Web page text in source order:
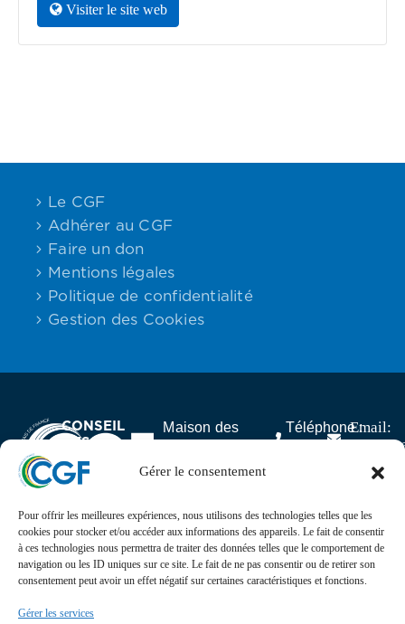
Gérer le consentement
Pour offrir les meilleures expériences, nous utilisons des technologies telles que les
cookies pour stocker et/ou accéder aux informations des appareils. Le fait de consentir
à ces technologies nous permettra de traiter des données telles que le comportement de
navigation ou les ID uniques sur ce site. Le fait de ne pas consentir ou de retirer son
consentement peut avoir un effet négatif sur certaines caractéristiques et fonctions.
Gérer les services
Visiter le site web
Le CGF
Adhérer au CGF
Faire un don
Mentions légales
Politique de confidentialité
Gestion des Cookies
CONSEIL
DES
GABONAIS
DE FRANCE
Maison des
25 rue Lantiez,
Téléphone :Email:
Actualités
Suivez l’actualité, l’agenda, les projets et les
événements du Conseil des Gabonais de France sur nos
réseaux sociaux